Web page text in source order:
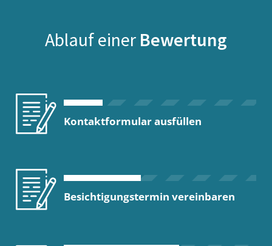
Ablauf einer Bewertung
Kontaktformular ausfüllen
Besichtigungstermin vereinbaren